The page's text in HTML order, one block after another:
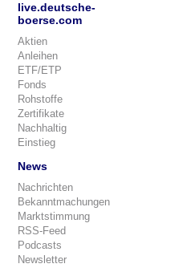
live.deutsche-
boerse.com
Aktien
Anleihen
ETF/ETP
Fonds
Rohstoffe
Zertifikate
Nachhaltig
Einstieg
News
Nachrichten
Bekanntmachungen
Marktstimmung
RSS-Feed
Podcasts
Newsletter